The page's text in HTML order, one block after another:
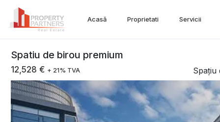
Acasă Proprietati Servicii
Spatiu de birou premium
12,528 € + 21% TVA Spațiu